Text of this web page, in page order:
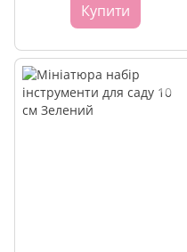
Купити